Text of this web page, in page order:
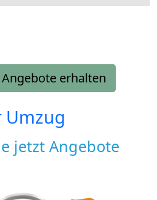
erhalten
Umzug
jetzt Angebote